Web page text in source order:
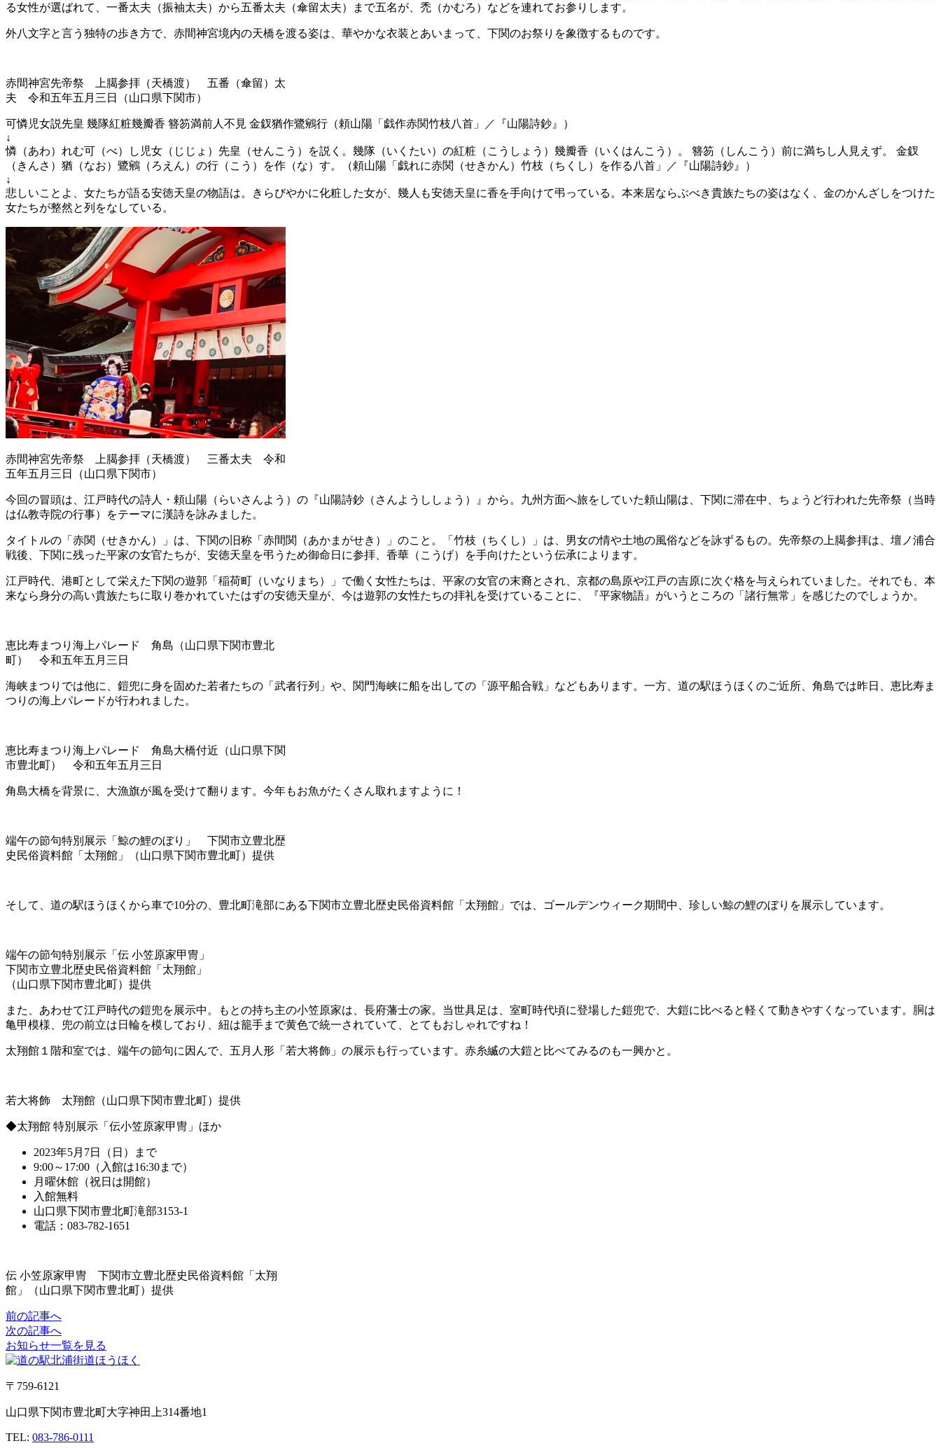
る女性が選ばれて、一番太夫（振袖太夫）から五番太夫（傘留太夫）まで五名が、禿（かむろ）などを連れてお参りします。
外八文字と言う独特の歩き方で、赤間神宮境内の天橋を渡る姿は、華やかな衣装とあいまって、下関のお祭りを象徴するものです。
赤間神宮先帝祭 上臈参拝（天橋渡） 五番（傘留）太
夫 令和五年五月三日（山口県下関市）
可憐児女説先皇 幾隊紅粧幾瓣香 簪笏満前人不見 金釵猶作鷺鵷行（頼山陽「戯作赤関竹枝八首」／『山陽詩鈔』）
↓
憐（あわ）れむ可（べ）し児女（じじょ）先皇（せんこう）を説く。幾隊（いくたい）の紅粧（こうしょう）幾瓣香（いくはんこう）。 簪笏（しんこう）前に満ちし人見えず。 金釵
（きんさ）猶（なお）鷺鵷（ろえん）の行（こう）を作（な）す。（頼山陽「戯れに赤関（せきかん）竹枝（ちくし）を作る八首」／『山陽詩鈔』）
↓
悲しいことよ、女たちが語る安徳天皇の物語は。きらびやかに化粧した女が、幾人も安徳天皇に香を手向けて弔っている。本来居ならぶべき貴族たちの姿はなく、金のかんざしをつけた
女たちが整然と列をなしている。
赤間神宮先帝祭 上臈参拝（天橋渡） 三番太夫 令和
五年五月三日（山口県下関市）
今回の冒頭は、江戸時代の詩人・頼山陽（らいさんよう）の『山陽詩鈔（さんようししょう）』から。九州方面へ旅をしていた頼山陽は、下関に滞在中、ちょうど行われた先帝祭（当時
は仏教寺院の行事）をテーマに漢詩を詠みました。
タイトルの「赤関（せきかん）」は、下関の旧称「赤間関（あかまがせき）」のこと。「竹枝（ちくし）」は、男女の情や土地の風俗などを詠ずるもの。先帝祭の上臈参拝は、壇ノ浦合
戦後、下関に残った平家の女官たちが、安徳天皇を弔うため御命日に参拝、香華（こうげ）を手向けたという伝承によります。
江戸時代、港町として栄えた下関の遊郭「稲荷町（いなりまち）」で働く女性たちは、平家の女官の末裔とされ、京都の島原や江戸の吉原に次ぐ格を与えられていました。それでも、本
来なら身分の高い貴族たちに取り巻かれていたはずの安徳天皇が、今は遊郭の女性たちの拝礼を受けていることに、『平家物語』がいうところの「諸行無常」を感じたのでしょうか。
恵比寿まつり海上パレード 角島（山口県下関市豊北
町） 令和五年五月三日
海峡まつりでは他に、鎧兜に身を固めた若者たちの「武者行列」や、関門海峡に船を出しての「源平船合戦」などもあります。一方、道の駅ほうほくのご近所、角島では昨日、恵比寿ま
つりの海上パレードが行われました。
恵比寿まつり海上パレード 角島大橋付近（山口県下関
市豊北町） 令和五年五月三日
角島大橋を背景に、大漁旗が風を受けて翻ります。今年もお魚がたくさん取れますように！
端午の節句特別展示「鯨の鯉のぼり」 下関市立豊北歴
史民俗資料館「太翔館」（山口県下関市豊北町）提供
そして、道の駅ほうほくから車で10分の、豊北町滝部にある下関市立豊北歴史民俗資料館「太翔館」では、ゴールデンウィーク期間中、珍しい鯨の鯉のぼりを展示しています。
端午の節句特別展示「伝 小笠原家甲冑」
下関市立豊北歴史民俗資料館「太翔館」
（山口県下関市豊北町）提供
また、あわせて江戸時代の鎧兜を展示中。 もとの持ち主の小笠原家は、長府藩士の家。当世具足は、室町時代頃に登場した鎧兜で、大鎧に比べると軽くて動きやすくなっています。 胴は
亀甲模様、兜の前立は日輪を模しており、紐は籠手まで黄色で統一されていて、とてもおしゃれですね！
太翔館１階和室では、端午の節句に因んで、五月人形「若大将飾」の展示も行っています。赤糸縅の大鎧と比べてみるのも一興かと。
若大将飾 太翔館（山口県下関市豊北町）提供
◆太翔館 特別展示「伝小笠原家甲冑」ほか
2023年5月7日（日）まで
9:00～17:00（入館は16:30まで）
月曜休館（祝日は開館）
入館無料
山口県下関市豊北町滝部3153-1
電話：083-782-1651
伝 小笠原家甲冑 下関市立豊北歴史民俗資料館「太翔
館」（山口県下関市豊北町）提供
前の記事へ
次の記事へ
お知らせ一覧を見る
〒759-6121
山口県下関市豊北町大字神田上314番地1
TEL: 083-786-0111